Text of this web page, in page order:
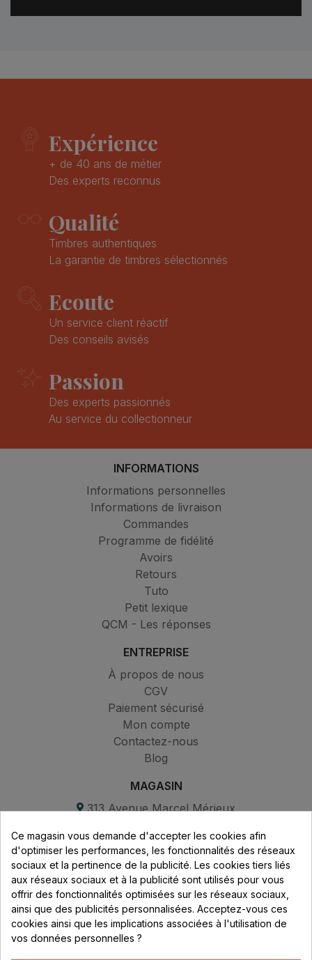
Expérience
+ de 40 ans de métier
Des experts reconnus
Qualité
Timbres authentiques
La garantie de timbres sélectionnés
Ecoute
Un service client réactif
Des conseils avisés
Passion
Des experts passionnés
Au service du collectionneur
INFORMATIONS
Informations personnelles
Informations de livraison
Commandes
Programme de fidélité
Avoirs
Retours
Tuto
Petit lexique
QCM - Les réponses
ENTREPRISE
À propos de nous
CGV
Paiement sécurisé
Mon compte
Contactez-nous
Blog
MAGASIN
313 Avenue Marcel Mérieux
69530 Brignais
Lundi au vendredi :
8h - 16h
uniquement sur Rendez-vous
CONTACT
Ce magasin vous demande d'accepter les cookies afin
d'optimiser les performances, les fonctionnalités des réseaux
sociaux et la pertinence de la publicité. Les cookies tiers liés
aux réseaux sociaux et à la publicité sont utilisés pour vous
offrir des fonctionnalités optimisées sur les réseaux sociaux,
ainsi que des publicités personnalisées. Acceptez-vous ces
cookies ainsi que les implications associées à l'utilisation de
vos données personnelles ?